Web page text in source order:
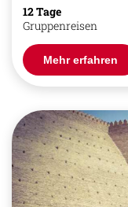
12 Tage
Gruppenreisen
Mehr erfahren